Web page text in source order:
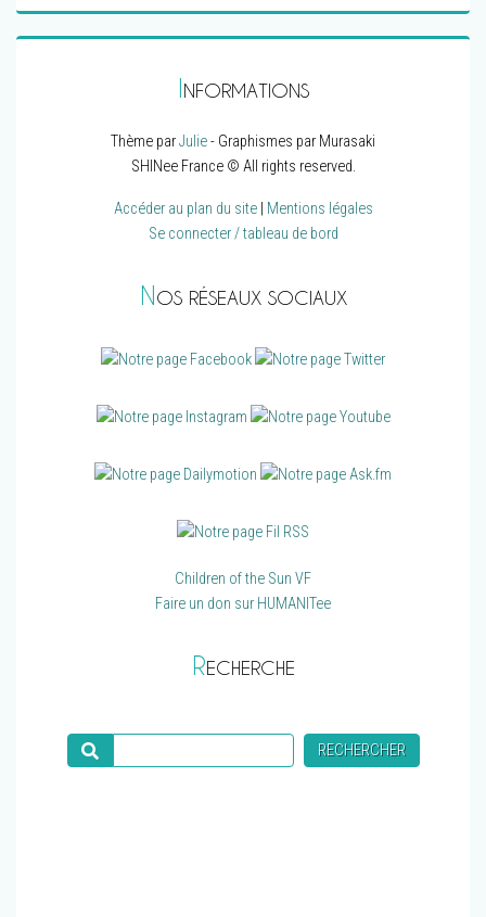
INFORMATIONS
Thème parJulie- Graphismes par Murasaki
SHINee France © All rights reserved.
Accéder au plan du site| Mentions légales
Se connecter / tableau de bord
NOS RÉSEAUX SOCIAUX
Children of the Sun VF
Faire un don sur HUMANITee
RECHERCHE
RECHERCHER